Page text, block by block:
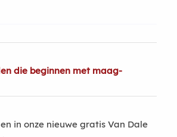
die beginnen met maag-
in onze nieuwe gratis Van Dale